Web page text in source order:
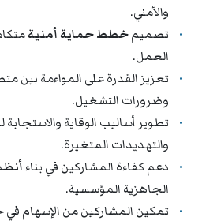
والأمني.
تصميمخطط حماية أمنية
العمل.
تعزيز القدرة على المواءمة بين
وضرورات التشغيل.
تطوير أساليب الوقاية
والتهديدات المتغيرة.
دعم كفاءة المشاركين في بناء
الجاهزية المؤسسية.
تمكين المشاركين من الإسهام في